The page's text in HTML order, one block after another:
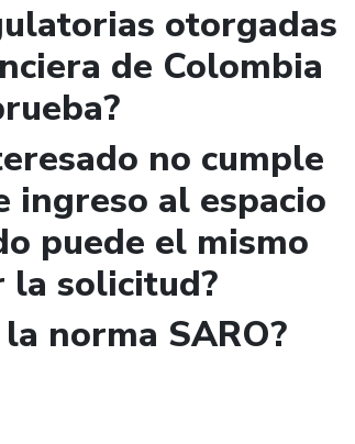
otorgadas
de Colombia
no cumple
ingreso al espacio
puede el mismo
la solicitud?
norma SARO?